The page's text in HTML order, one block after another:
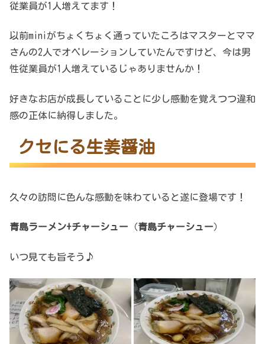
従業員が1人増えてます！
以前miniがちょくちょく通っていたころはマスターとママ
さんの2人でオペレーションしていたんですけど、今は男
性従業員が1人増えているじゃありませんか！
好きなお店が成長していることに少し感動を覚えつつ違和
感の正体に納得しました。
クセにる生姜醤油
久々の訪問に色んな感動を味わていると遂に登場です！
青島ラーメン+チャーシュー （青島チャーシュー）
いつ見ても旨そう♪